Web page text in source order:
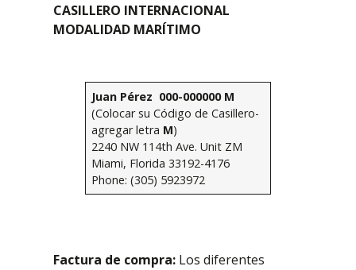
CASILLERO INTERNACIONAL
MODALIDAD MARÍTIMO
Juan Pérez 000-000000 M
(Colocar su Código de Casillero-
agregar letra M)
2240 NW 114th Ave. Unit ZM
Miami, Florida 33192-4176
Phone: (305) 5923972
Factura de compra: Los diferentes